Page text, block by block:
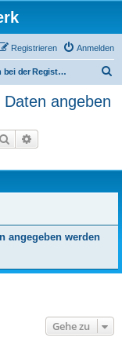
Anmelden
Registrieren
warum bei der Registrierung alle Daten angeben
angeben
Suche
angegeben werden
Gehe zu